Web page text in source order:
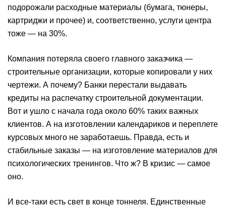
подорожали расходные материалы (бумага, тюнеры,
картриджи и прочее) и, соответственно, услуги центра
тоже — на 30%.
Компания потеряла своего главного заказчика —
строительные организации, которые копировали у них
чертежи. А почему? Банки перестали выдавать
кредиты на распечатку строительной документации.
Вот и ушло с начала года около 60% таких важных
клиентов. А на изготовлении календариков и переплете
курсовых много не заработаешь. Правда, есть и
стабильные заказы — на изготовление материалов для
психологических тренингов. Что ж? В кризис — самое
оно.
И все-таки есть свет в конце тоннеля. Единственные